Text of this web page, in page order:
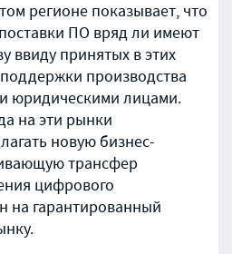
регионе показывает, что
ПО вряд ли имеют
ввиду принятых в этих
производства
юридическими лицами.
на эти рынки
новую бизнес-
трансфер
цифрового
на гарантированный